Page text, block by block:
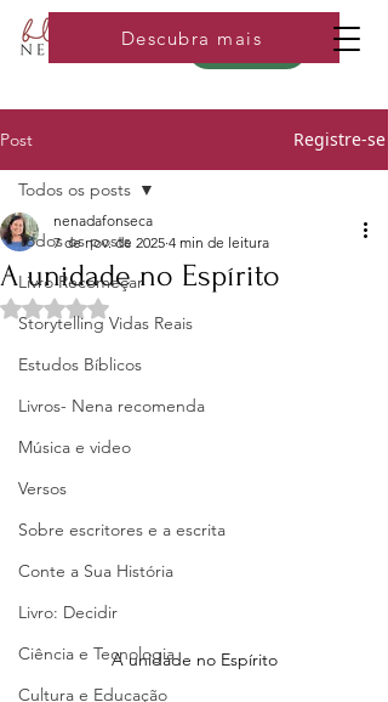
Loja
Descubra mais
Post Registre-se
Todos os posts
Livro Recomeçar
Storytelling Vidas Reais
Estudos Bíblicos
Livros- Nena recomenda
Música e video
Versos
Sobre escritores e a escrita
Conte a Sua História
Livro: Decidir
Ciência e Tecnologia
Cultura e Educação
Todos os posts
A unidade no Espírito
nenadafonseca
7 de nov. de 2025 4 min de leitura
Avaliado com NaN de 5 estrelas.
A unidade no Espírito